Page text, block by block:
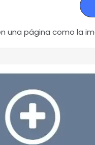
una página como la